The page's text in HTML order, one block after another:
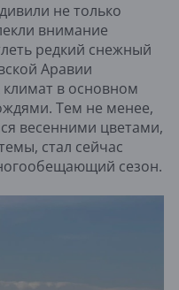
не только
внимание
редкий снежный
Аравии
климат в основном
Тем не менее,
весенними цветами,
стал сейчас
сезон.